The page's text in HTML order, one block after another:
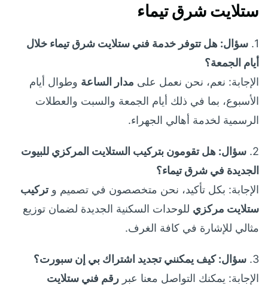
ستلايت شرق تيماء
1. سؤال: هل تتوفر خدمة فني ستلايت شرق تيماء خلال
أيام الجمعة؟
الإجابة: نعم، نحن نعمل على مدار الساعة وطوال أيام
الأسبوع، بما في ذلك أيام الجمعة والسبت والعطلات
الرسمية لخدمة أهالي الجهراء.
2. سؤال: هل تقومون بتركيب الستلايت المركزي للبيوت
الجديدة في شرق تيماء؟
الإجابة: بكل تأكيد، نحن متخصصون في تصميم وتركيب
ستلايت مركزي للوحدات السكنية الجديدة لضمان توزيع
مثالي للإشارة في كافة الغرف.
3. سؤال: كيف يمكنني تجديد اشتراك بي إن سبورت؟
الإجابة: يمكنك التواصل معنا عبر رقم فني ستلايت